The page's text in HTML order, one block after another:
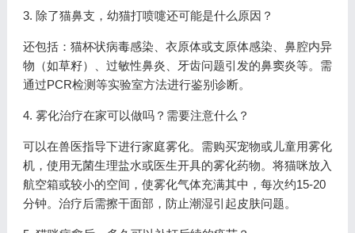
3. 除了猫鼻支，幼猫打喷嚏还可能是什么原因？
还包括：猫杯状病毒感染、衣原体或支原体感染、鼻腔内异
物（如草籽）、过敏性鼻炎、牙齿问题引发的鼻窦炎等。需
通过PCR检测等实验室方法进行鉴别诊断。
4. 雾化治疗在家可以做吗？需要注意什么？
可以在兽医指导下进行家庭雾化。需购买宠物或儿童用雾化
机，使用无菌生理盐水或医生开具的雾化药物。将猫咪放入
航空箱或较小的空间，使雾化气体充满其中，每次约15-20
分钟。治疗后需擦干面部，防止潮湿引起皮肤问题。